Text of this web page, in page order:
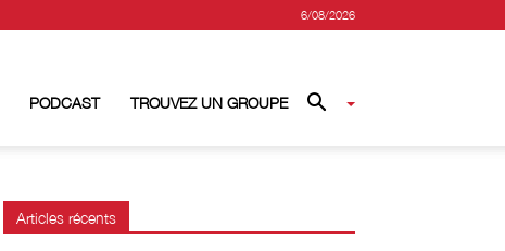
6/08/2026
PODCAST TROUVEZ UN GROUPE
Articles récents